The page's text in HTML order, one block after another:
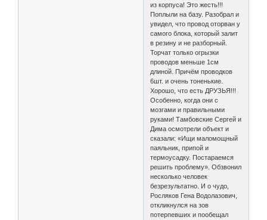
из корпуса! Это жесть!!!
Поплыли на базу. Разобрал и
увидел, что провод оторван у
самого блока, который залит
в резину и не разборный.
Торчат только огрызки
проводов меньше 1см
длиной. Причём проводков
6шт. и очень тоненькие.
Хорошо, что есть ДРУЗЬЯ!!!
Особенно, когда они с
мозгами и правильными
руками! Тамбовские Сергей и
Дима осмотрели объект и
сказали: «Ищи маломощный
паяльник, припой и
термоусадку. Постараемся
решить проблему». Обзвонил
несколько человек
безрезультатно. И о чудо,
Росляков Гена Водолазович,
откликнулся на зов
потерпевших и пообещал